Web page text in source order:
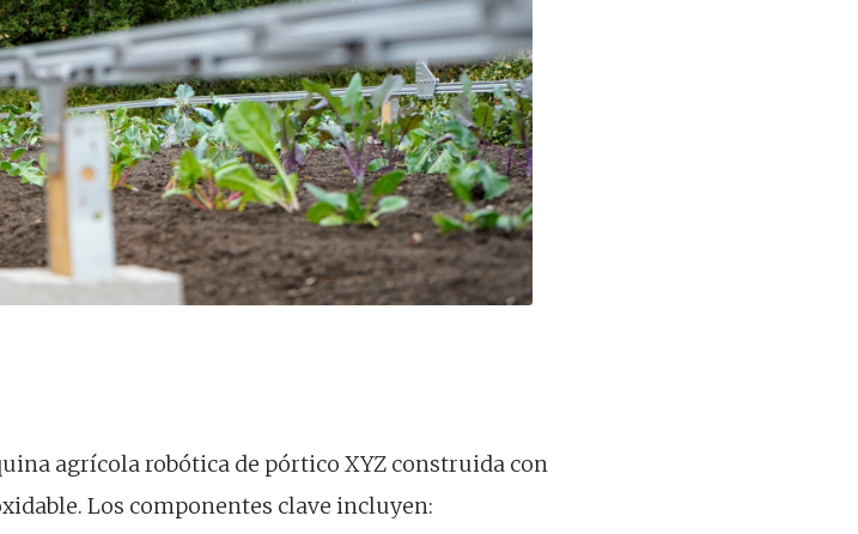
agrícola robótica de pórtico XYZ construida con
Los componentes clave incluyen: